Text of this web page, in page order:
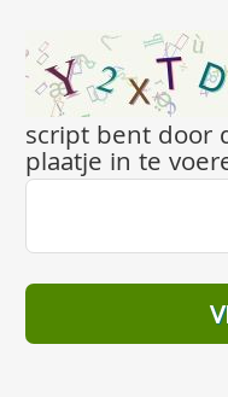
script bent door
plaatje in te